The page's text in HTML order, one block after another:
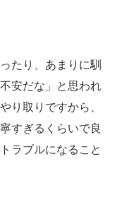
たり、あまりに馴
安だな」と思われ
り取りですから、
すぎるくらいで良
ラブルになること